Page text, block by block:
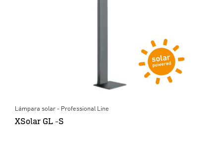
Lámpara solar - Professional Line
XSolar GL -S